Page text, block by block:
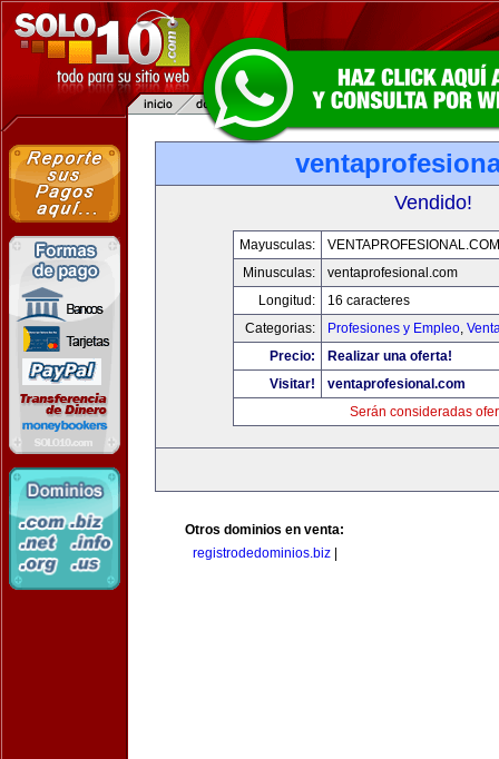
Vendido!
Mayusculas:
VENTAPROFESIONAL.COM
Minusculas:
ventaprofesional.com
Longitud:
16 caracteres
Categorias:
Profesiones y Empleo,
Precio:
Realizar una oferta!
Visitar!
ventaprofesional.com
Serán consideradas
Otros dominios en venta:
registrodedominios.biz|